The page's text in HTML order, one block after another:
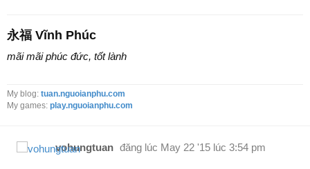
永福 Vĩnh Phúc
mãi mãi phúc đức, tốt lành
My blog: tuan.nguoianphu.com
My games: play.nguoianphu.com
vohungtuan đăng lúc May 22 '15 lúc 3:54 pm